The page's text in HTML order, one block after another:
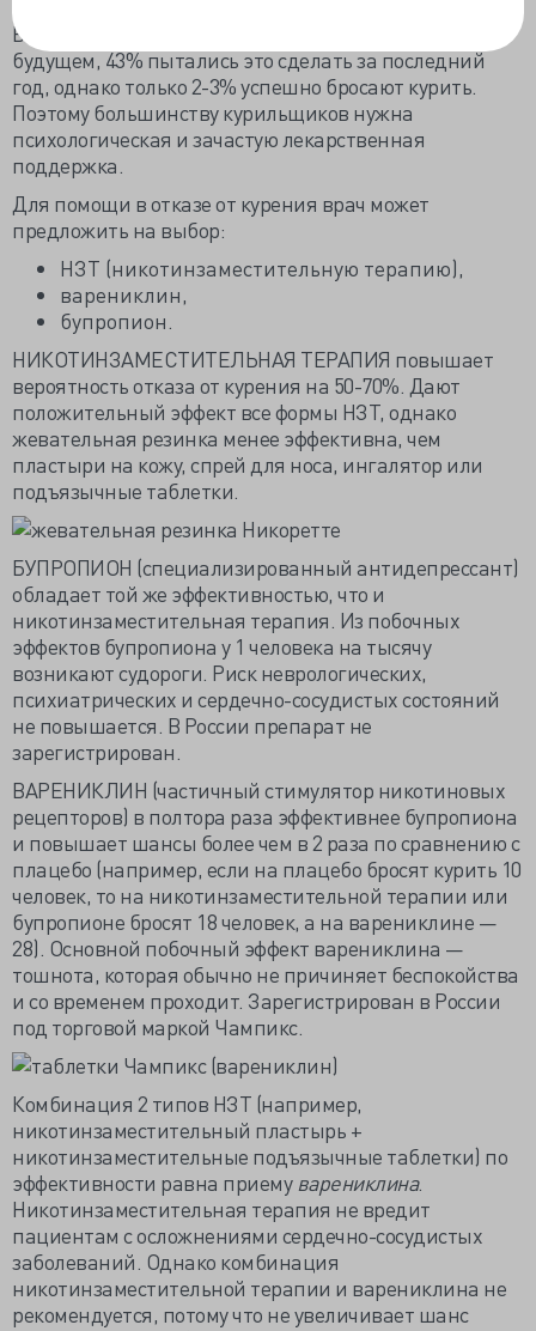
Великобритании хотели бы бросить курение в
будущем, 43% пытались это сделать за последний
год, однако только 2-3% успешно бросают курить.
Поэтому большинству курильщиков нужна
психологическая и зачастую лекарственная
поддержка.
Для помощи в отказе от курения врач может
предложить на выбор:
НЗТ (никотинзаместительную терапию),
варениклин,
бупропион.
НИКОТИНЗАМЕСТИТЕЛЬНАЯ ТЕРАПИЯ повышает
вероятность отказа от курения на 50-70%. Дают
положительный эффект все формы НЗТ, однако
жевательная резинка менее эффективна, чем
пластыри на кожу, спрей для носа, ингалятор или
подъязычные таблетки.
БУПРОПИОН (специализированный антидепрессант)
обладает той же эффективностью, что и
никотинзаместительная терапия. Из побочных
эффектов бупропиона у 1 человека на тысячу
возникают судороги. Риск неврологических,
психиатрических и сердечно-сосудистых состояний
не повышается. В России препарат не
зарегистрирован.
ВАРЕНИКЛИН (частичный стимулятор никотиновых
рецепторов) в полтора раза эффективнее бупропиона
и повышает шансы более чем в 2 раза по сравнению с
плацебо (например, если на плацебо бросят курить 10
человек, то на никотинзаместительной терапии или
бупропионе бросят 18 человек, а на варениклине —
28). Основной побочный эффект варениклина —
тошнота, которая обычно не причиняет беспокойства
и со временем проходит. Зарегистрирован в России
под торговой маркой Чампикс.
Комбинация 2 типов НЗТ (например,
никотинзаместительный пластырь +
никотинзаместительные подъязычные таблетки) по
эффективности равна приему варениклина.
Никотинзаместительная терапия не вредит
пациентам с осложнениями сердечно-сосудистых
заболеваний. Однако комбинация
никотинзаместительной терапии и варениклина не
рекомендуется, потому что не увеличивает шанс